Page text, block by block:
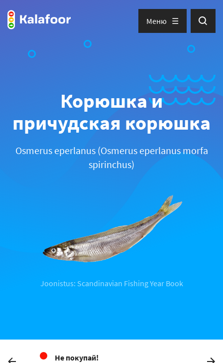
Меню
Корюшка и
причудская корюшка
Osmerus eperlanus (Osmerus eperlanus morfa
spirinchus)
Joonistus: Scandinavian Fishing Year Book
Не покупай!